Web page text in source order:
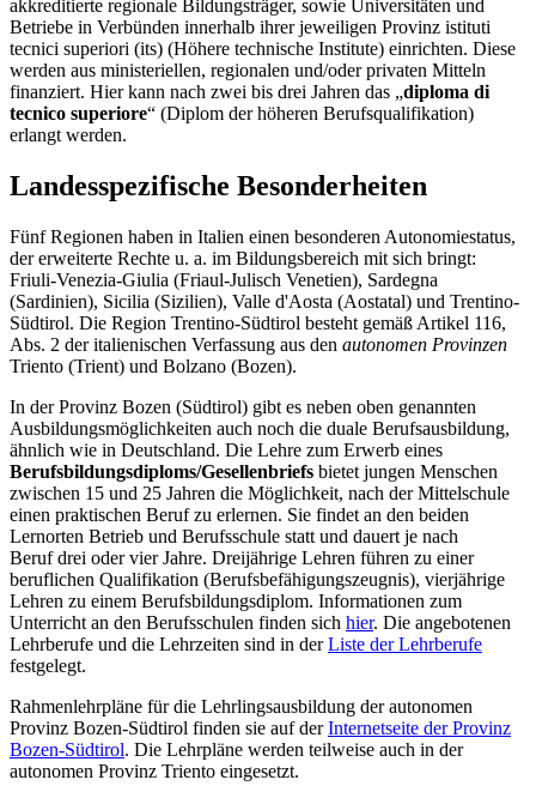
akkreditierte regionale Bildungsträger, sowie Universitäten und
Betriebe in Verbünden innerhalb ihrer jeweiligen Provinz istituti
tecnici superiori (its) (Höhere technische Institute) einrichten. Diese
werden aus ministeriellen, regionalen und/oder privaten Mitteln
finanziert. Hier kann nach zwei bis drei Jahren das „diploma di
tecnico superiore“ (Diplom der höheren Berufsqualifikation)
erlangt werden.
Landesspezifische Besonderheiten
Fünf Regionen haben in Italien einen besonderen Autonomiestatus,
der erweiterte Rechte u. a. im Bildungsbereich mit sich bringt:
Friuli-Venezia-Giulia (Friaul-Julisch Venetien), Sardegna
(Sardinien), Sicilia (Sizilien), Valle d'Aosta (Aostatal) und Trentino-
Südtirol. Die Region Trentino-Südtirol besteht gemäß Artikel 116,
Abs. 2 der italienischen Verfassung aus den autonomen Provinzen
Triento (Trient) und Bolzano (Bozen).
In der Provinz Bozen (Südtirol) gibt es neben oben genannten
Ausbildungsmöglichkeiten auch noch die duale Berufsausbildung,
ähnlich wie in Deutschland. Die Lehre zum Erwerb eines
Berufsbildungsdiploms/Gesellenbriefs bietet jungen Menschen
zwischen 15 und 25 Jahren die Möglichkeit, nach der Mittelschule
einen praktischen Beruf zu erlernen. Sie findet an den beiden
Lernorten Betrieb und Berufsschule statt und dauert je nach
Beruf drei oder vier Jahre. Dreijährige Lehren führen zu einer
beruflichen Qualifikation (Berufsbefähigungszeugnis), vierjährige
Lehren zu einem Berufsbildungsdiplom. Informationen zum
Unterricht an den Berufsschulen finden sich hier. Die angebotenen
Lehrberufe und die Lehrzeiten sind in derListe der Lehrberufe
festgelegt.
Rahmenlehrpläne für die Lehrlingsausbildung der autonomen
Provinz Bozen-Südtirol finden sie auf derInternetseite der Provinz
Bozen-Südtirol. Die Lehrpläne werden teilweise auch in der
autonomen Provinz Triento eingesetzt.